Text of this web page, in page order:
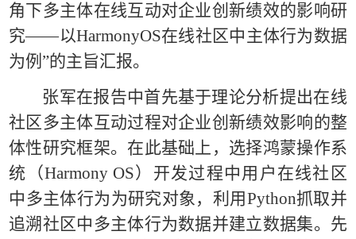
角下多主体在线互动对企业创新绩效的影响研
究——以HarmonyOS在线社区中主体行为数据
为例”的主旨汇报。
张军在报告中首先基于理论分析提出在线
社区多主体互动过程对企业创新绩效影响的整
体性研究框架。在此基础上，选择鸿蒙操作系
统（Harmony OS）开发过程中用户在线社区
中多主体行为为研究对象，利用Python抓取并
追溯社区中多主体行为数据并建立数据集。先